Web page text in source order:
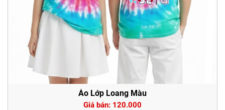
Áo Lớp Loang Màu
Giá bán: 120.000